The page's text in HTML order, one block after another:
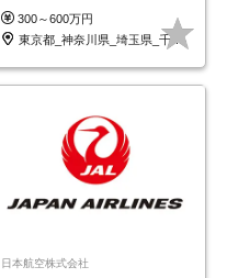
ープの正社員/sg
300～600万円
東京都_神奈川県_埼玉県_千葉県_大阪府…
日本航空株式会社